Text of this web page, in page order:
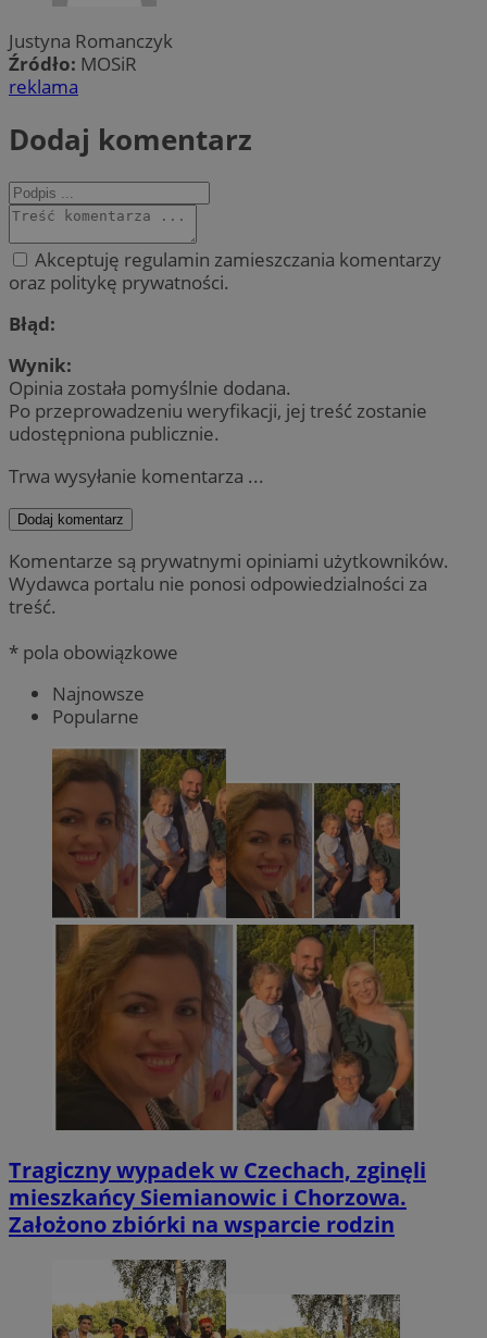
Justyna Romanczyk
Źródło: MOSiR
reklama
Dodaj komentarz
Akceptuję regulamin zamieszczania komentarzy
oraz politykę prywatności.
Błąd:
Wynik:
Opinia została pomyślnie dodana.
Po przeprowadzeniu weryfikacji, jej treść zostanie
udostępniona publicznie.
Trwa wysyłanie komentarza ...
Dodaj komentarz
Komentarze są prywatnymi opiniami użytkowników.
Wydawca portalu nie ponosi odpowiedzialności za
treść.
* pola obowiązkowe
Najnowsze
Popularne
Tragiczny wypadek w Czechach, zginęli
mieszkańcy Siemianowic i Chorzowa.
Założono zbiórki na wsparcie rodzin